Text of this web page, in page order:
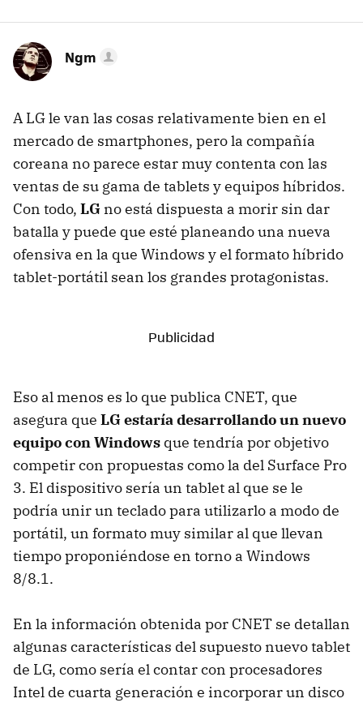
Ngm
A LG le van las cosas relativamente bien en el
mercado de smartphones, pero la compañía
coreana no parece estar muy contenta con las
ventas de su gama de tablets y equipos híbridos.
Con todo, LG no está dispuesta a morir sin dar
batalla y puede que esté planeando una nueva
ofensiva en la que Windows y el formato híbrido
tablet-portátil sean los grandes protagonistas.
Eso al menos es lo que publica CNET, que
asegura que LG estaría desarrollando un nuevo
equipo con Windows que tendría por objetivo
competir con propuestas como la del Surface Pro
3. El dispositivo sería un tablet al que se le
podría unir un teclado para utilizarlo a modo de
portátil, un formato muy similar al que llevan
tiempo proponiéndose en torno a Windows
8/8.1.
En la información obtenida por CNET se detallan
algunas características del supuesto nuevo tablet
de LG, como sería el contar con procesadores
Intel de cuarta generación e incorporar un disco